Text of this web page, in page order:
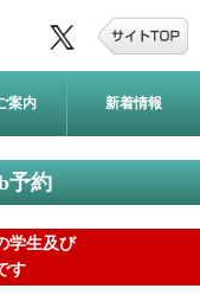
案内 新着情報
予約
学生及び
す